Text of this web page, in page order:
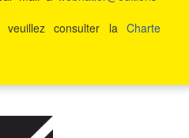
veuillez consulter la Charte